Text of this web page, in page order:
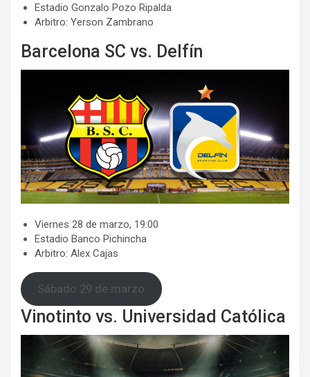
​​Estadio Gonzalo Pozo Ripalda
​Arbitro: Yerson Zambrano
Barcelona SC vs. Delfín
​​Viernes 28 de marzo, 19:00
​​Estadio Banco Pichincha
​​Arbitro: Alex Cajas
Sábado 29 de marzo
Vinotinto vs. Universidad Católica